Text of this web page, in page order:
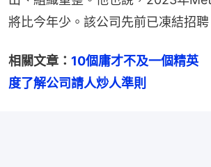
將比今年少。該公司先前已凍結招聘
相關文章： 10個庸才不及一個精英
度了解公司請人炒人準則